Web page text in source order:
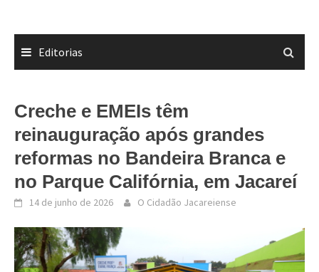
Editorias
Creche e EMEIs têm
reinauguração após grandes
reformas no Bandeira Branca e
no Parque Califórnia, em Jacareí
14 de junho de 2026 O Cidadão Jacareiense